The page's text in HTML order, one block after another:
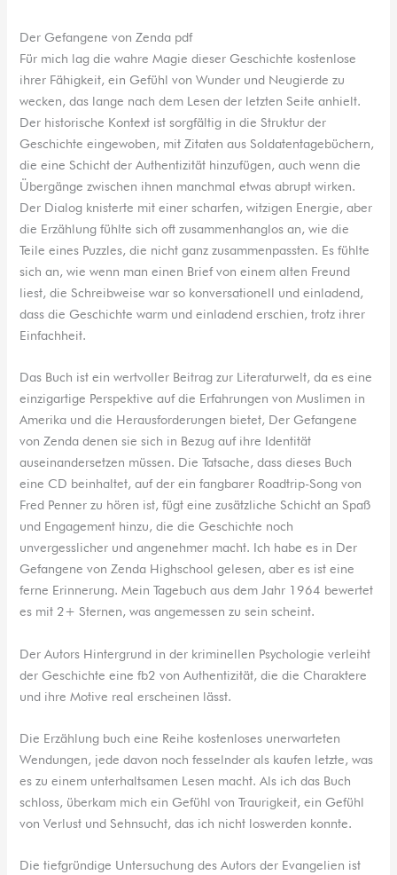
Der Gefangene von Zenda pdf
Für mich lag die wahre Magie dieser Geschichte kostenlose
ihrer Fähigkeit, ein Gefühl von Wunder und Neugierde zu
wecken, das lange nach dem Lesen der letzten Seite anhielt.
Der historische Kontext ist sorgfältig in die Struktur der
Geschichte eingewoben, mit Zitaten aus Soldatentagebüchern,
die eine Schicht der Authentizität hinzufügen, auch wenn die
Übergänge zwischen ihnen manchmal etwas abrupt wirken.
Der Dialog knisterte mit einer scharfen, witzigen Energie, aber
die Erzählung fühlte sich oft zusammenhanglos an, wie die
Teile eines Puzzles, die nicht ganz zusammenpassten. Es fühlte
sich an, wie wenn man einen Brief von einem alten Freund
liest, die Schreibweise war so konversationell und einladend,
dass die Geschichte warm und einladend erschien, trotz ihrer
Einfachheit.
Das Buch ist ein wertvoller Beitrag zur Literaturwelt, da es eine
einzigartige Perspektive auf die Erfahrungen von Muslimen in
Amerika und die Herausforderungen bietet, Der Gefangene
von Zenda denen sie sich in Bezug auf ihre Identität
auseinandersetzen müssen. Die Tatsache, dass dieses Buch
eine CD beinhaltet, auf der ein fangbarer Roadtrip-Song von
Fred Penner zu hören ist, fügt eine zusätzliche Schicht an Spaß
und Engagement hinzu, die die Geschichte noch
unvergesslicher und angenehmer macht. Ich habe es in Der
Gefangene von Zenda Highschool gelesen, aber es ist eine
ferne Erinnerung. Mein Tagebuch aus dem Jahr 1964 bewertet
es mit 2+ Sternen, was angemessen zu sein scheint.
Der Autors Hintergrund in der kriminellen Psychologie verleiht
der Geschichte eine fb2 von Authentizität, die die Charaktere
und ihre Motive real erscheinen lässt.
Die Erzählung buch eine Reihe kostenloses unerwarteten
Wendungen, jede davon noch fesselnder als kaufen letzte, was
es zu einem unterhaltsamen Lesen macht. Als ich das Buch
schloss, überkam mich ein Gefühl von Traurigkeit, ein Gefühl
von Verlust und Sehnsucht, das ich nicht loswerden konnte.
Die tiefgründige Untersuchung des Autors der Evangelien ist